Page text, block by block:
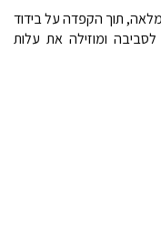
מלאה, תוך הקפדה על בידוד
ומוזילה את עלות